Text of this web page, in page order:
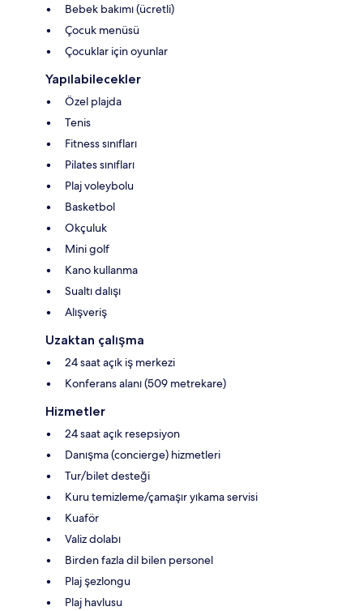
Bebek bakımı (ücretli)
Çocuk menüsü
Çocuklar için oyunlar
Yapılabilecekler
Özel plajda
Tenis
Fitness sınıfları
Pilates sınıfları
Plaj voleybolu
Basketbol
Okçuluk
Mini golf
Kano kullanma
Sualtı dalışı
Alışveriş
Uzaktan çalışma
24 saat açık iş merkezi
Konferans alanı (509 metrekare)
Hizmetler
24 saat açık resepsiyon
Danışma (concierge) hizmetleri
Tur/bilet desteği
Kuru temizleme/çamaşır yıkama servisi
Kuaför
Valiz dolabı
Birden fazla dil bilen personel
Plaj şezlongu
Plaj havlusu